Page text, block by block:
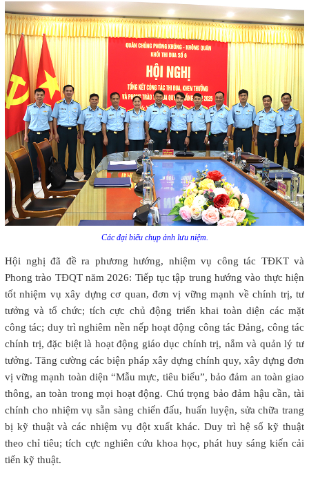
Các đại biểu chụp ảnh lưu niệm.
Hội nghị đã đề ra phương hướng, nhiệm vụ công tác TĐKT và
Phong trào TĐQT năm 2026: Tiếp tục tập trung hướng vào thực hiện
tốt nhiệm vụ xây dựng cơ quan, đơn vị vững mạnh về chính trị, tư
tưởng và tổ chức; tích cực chủ động triển khai toàn diện các mặt
công tác; duy trì nghiêm nền nếp hoạt động công tác Đảng, công tác
chính trị, đặc biệt là hoạt động giáo dục chính trị, nắm và quản lý tư
tưởng. Tăng cường các biện pháp xây dựng chính quy, xây dựng đơn
vị vững mạnh toàn diện “Mẫu mực, tiêu biểu”, bảo đảm an toàn giao
thông, an toàn trong mọi hoạt động. Chú trọng bảo đảm hậu cần, tài
chính cho nhiệm vụ sẵn sàng chiến đấu, huấn luyện, sửa chữa trang
bị kỹ thuật và các nhiệm vụ đột xuất khác. Duy trì hệ số kỹ thuật
theo chỉ tiêu; tích cực nghiên cứu khoa học, phát huy sáng kiến cải
tiến kỹ thuật.